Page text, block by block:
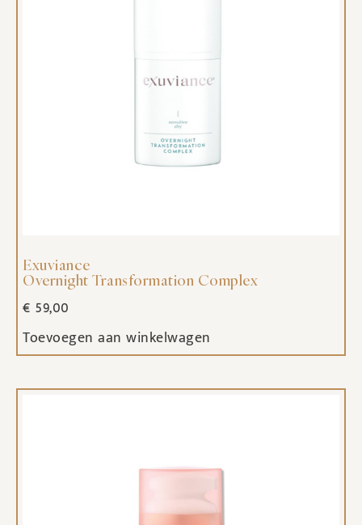
Exuviance
Overnight Transformation Complex
€ 59,00
Toevoegen aan winkelwagen